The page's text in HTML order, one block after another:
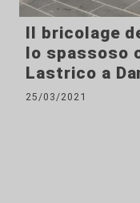
Il bricolage
lo spassoso
Lastrico a
25/03/2021